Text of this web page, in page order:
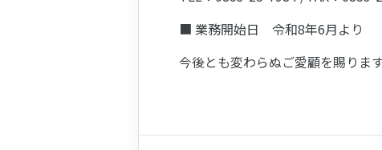
■ 業務開始日 令和8年6月より
今後とも変わらぬご愛顧を賜りま